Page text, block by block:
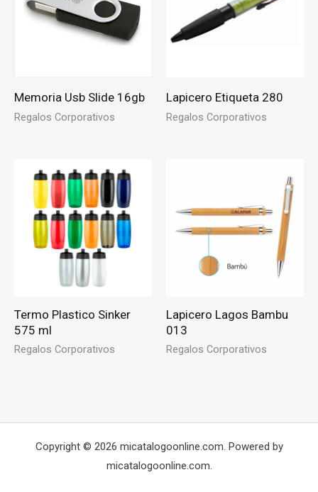
Memoria Usb Slide 16gb
Regalos Corporativos
Lapicero Etiqueta 280
Regalos Corporativos
Termo Plastico Sinker
575 ml
Regalos Corporativos
Lapicero Lagos Bambu
013
Regalos Corporativos
Copyright © 2026 micatalogoonline.com. Powered by
micatalogoonline.com.